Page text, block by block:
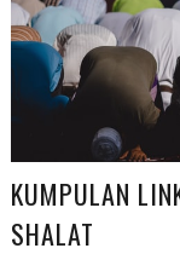
KUMPULAN
SHALAT